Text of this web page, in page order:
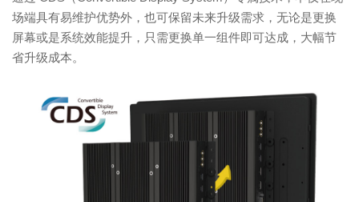
场端具有易维护优势外，也可保留未来升级需求，无论是更换
屏幕或是系统效能提升，只需更换单一组件即可达成，大幅节
省升级成本。